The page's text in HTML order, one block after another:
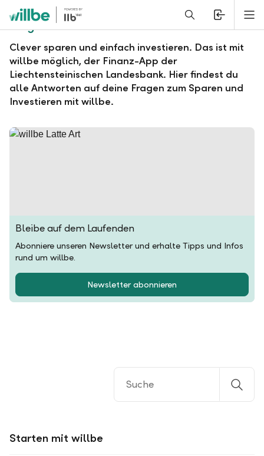
Alerts.Headline
Fragen und Antworten zu willbe
Clever sparen und einfach investieren. Das ist mit
willbe möglich, der Finanz-App der
Liechtensteinischen Landesbank. Hier findest du
alle Antworten auf deine Fragen zum Sparen und
Investieren mit willbe.
Bleibe auf dem Laufenden
Abonniere unseren Newsletter und erhalte Tipps und Infos
rund um willbe.
Newsletter abonnieren
Starten mit willbe